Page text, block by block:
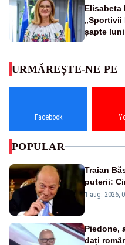
Elisabeta
„Sportivii
șapte
URMĂREȘTE-NE PE
Facebook
POPULAR
Traian
puterii:
fii prost,
1 aug. 2026,
Piedone,
dați